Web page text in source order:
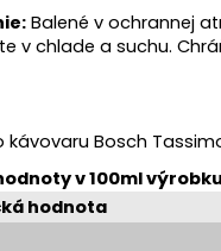
Balené v ochrannej
v chlade a suchu.
kávovaru Bosch
v 100ml výrobku
hodnota